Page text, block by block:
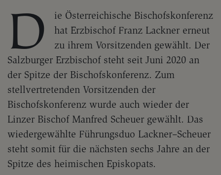
D
ie Österreichische Bischofskonferenz
hat Erzbischof Franz Lackner erneut
zu ihrem Vorsitzenden gewählt. Der
Salzburger Erzbischof steht seit Juni 2020 an
der Spitze der Bischofskonferenz. Zum
stellvertretenden Vorsitzenden der
Bischofskonferenz wurde auch wieder der
Linzer Bischof Manfred Scheuer gewählt. Das
wiedergewählte Führungsduo Lackner–Scheuer
steht somit für die nächsten sechs Jahre an der
Spitze des heimischen Episkopats.